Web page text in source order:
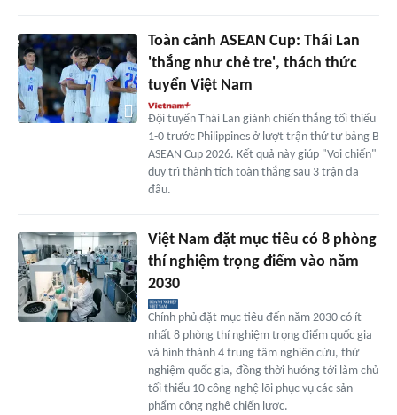
Toàn cảnh ASEAN Cup: Thái Lan
'thắng như chẻ tre', thách thức
tuyển Việt Nam
Đội tuyển Thái Lan giành chiến thắng tối thiểu
1-0 trước Philippines ở lượt trận thứ tư bảng B
ASEAN Cup 2026. Kết quả này giúp "Voi chiến"
duy trì thành tích toàn thắng sau 3 trận đã
đấu.
Việt Nam đặt mục tiêu có 8 phòng
thí nghiệm trọng điểm vào năm
2030
Chính phủ đặt mục tiêu đến năm 2030 có ít
nhất 8 phòng thí nghiệm trọng điểm quốc gia
và hình thành 4 trung tâm nghiên cứu, thử
nghiệm quốc gia, đồng thời hướng tới làm chủ
tối thiểu 10 công nghệ lõi phục vụ các sản
phẩm công nghệ chiến lược.